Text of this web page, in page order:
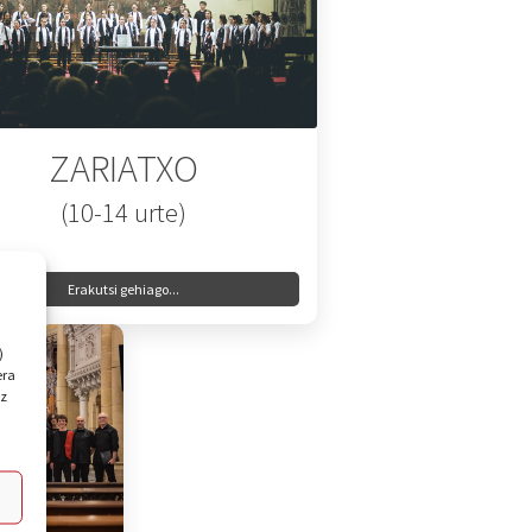
ZARIATXO
(10-14 urte)
Erakutsi gehiago...